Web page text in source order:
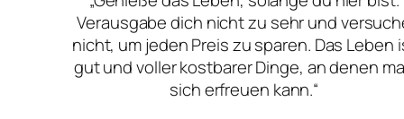
Verausgabe dich nicht zu sehr und
nicht, um jeden Preis zu sparen. Das Leben
gut und voller kostbarer Dinge, an denen
sich erfreuen kann.“